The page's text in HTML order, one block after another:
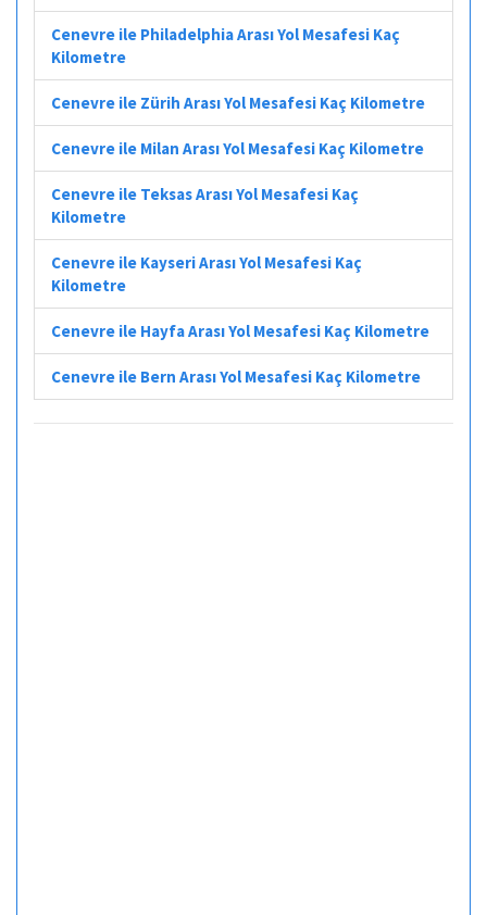
Cenevre ile Philadelphia Arası Yol Mesafesi Kaç
Kilometre
Cenevre ile Zürih Arası Yol Mesafesi Kaç Kilometre
Cenevre ile Milan Arası Yol Mesafesi Kaç Kilometre
Cenevre ile Teksas Arası Yol Mesafesi Kaç
Kilometre
Cenevre ile Kayseri Arası Yol Mesafesi Kaç
Kilometre
Cenevre ile Hayfa Arası Yol Mesafesi Kaç Kilometre
Cenevre ile Bern Arası Yol Mesafesi Kaç Kilometre